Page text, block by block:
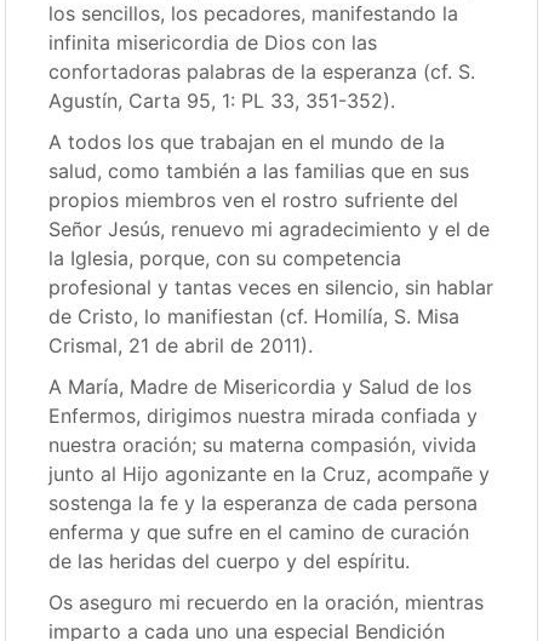
los sencillos, los pecadores, manifestando la
infinita misericordia de Dios con las
confortadoras palabras de la esperanza (cf. S.
Agustín, Carta 95, 1: PL 33, 351-352).
A todos los que trabajan en el mundo de la
salud, como también a las familias que en sus
propios miembros ven el rostro sufriente del
Señor Jesús, renuevo mi agradecimiento y el de
la Iglesia, porque, con su competencia
profesional y tantas veces en silencio, sin hablar
de Cristo, lo manifiestan (cf. Homilía, S. Misa
Crismal, 21 de abril de 2011).
A María, Madre de Misericordia y Salud de los
Enfermos, dirigimos nuestra mirada confiada y
nuestra oración; su materna compasión, vivida
junto al Hijo agonizante en la Cruz, acompañe y
sostenga la fe y la esperanza de cada persona
enferma y que sufre en el camino de curación
de las heridas del cuerpo y del espíritu.
Os aseguro mi recuerdo en la oración, mientras
imparto a cada uno una especial Bendición